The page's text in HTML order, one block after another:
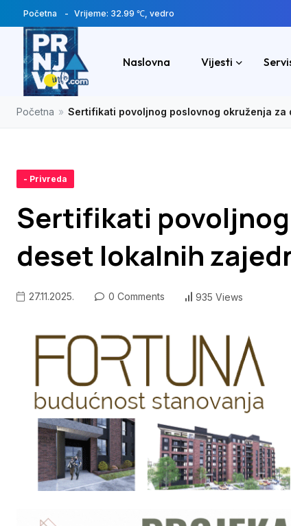
Početna Vrijeme: 32.99 ℃, vedro
Naslovna Vijesti
Početna » Sertifikati povoljnog poslovnog okruženja
- Privreda
Sertifikati
deset lokalnih
27.11.2025. 0 Comments 935 Views